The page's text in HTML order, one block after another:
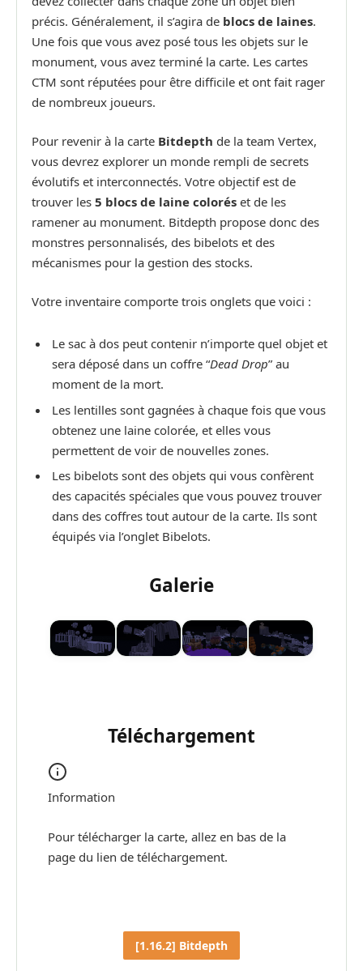
précis. Généralement, il s’agira de blocs de laines.
Une fois que vous avez posé tous les objets sur le
monument, vous avez terminé la carte. Les cartes
CTM sont réputées pour être difficile et ont fait rager
de nombreux joueurs.
Pour revenir à la carte Bitdepth de la team Vertex,
vous devrez explorer un monde rempli de secrets
évolutifs et interconnectés. Votre objectif est de
trouver les 5 blocs de laine colorés et de les
ramener au monument. Bitdepth propose donc des
monstres personnalisés, des bibelots et des
mécanismes pour la gestion des stocks.
Votre inventaire comporte trois onglets que voici :
Le sac à dos peut contenir n’importe quel objet et
sera déposé dans un coffre “Dead Drop” au
moment de la mort.
Les lentilles sont gagnées à chaque fois que vous
obtenez une laine colorée, et elles vous
permettent de voir de nouvelles zones.
Les bibelots sont des objets qui vous confèrent
des capacités spéciales que vous pouvez trouver
dans des coffres tout autour de la carte. Ils sont
équipés via l’onglet Bibelots.
Galerie
Téléchargement
Information
Pour télécharger la carte, allez en bas de la
page du lien de téléchargement.
[1.16.2] Bitdepth